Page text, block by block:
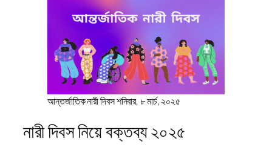
আন্তর্জাতিক নারী দিবস শনিবার, ৮ মার্চ, ২০২৫
নারী দিবস নিয়ে বক্তব্য ২০২৫